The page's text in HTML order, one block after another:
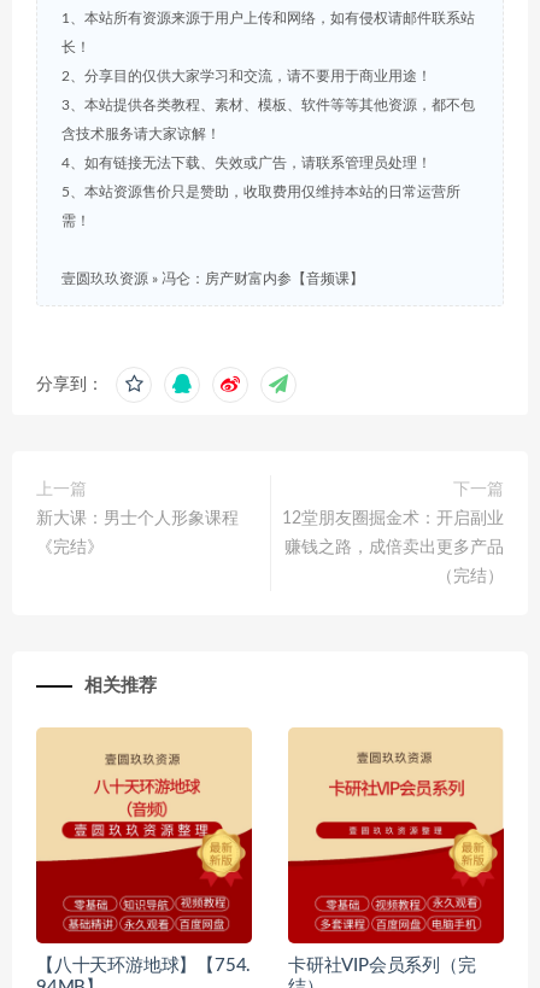
1、本站所有资源来源于用户上传和网络，如有侵权请邮件联系站
长！
2、分享目的仅供大家学习和交流，请不要用于商业用途！
3、本站提供各类教程、素材、模板、软件等等其他资源，都不包
含技术服务请大家谅解！
4、如有链接无法下载、失效或广告，请联系管理员处理！
5、本站资源售价只是赞助，收取费用仅维持本站的日常运营所
需！
壹圆玖玖资源 » 冯仑：房产财富内参【音频课】
分享到：
上一篇
新大课：男士个人形象课程
《完结》
下一篇
12堂朋友圈掘金术：开启副业
赚钱之路，成倍卖出更多产品
（完结）
相关推荐
【八十天环游地球】【754.
卡研社VIP会员系列（完